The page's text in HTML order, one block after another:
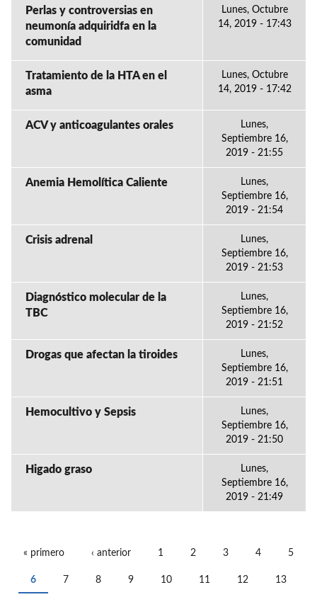
Perlas y controversias en
neumonía adquiridfa en la
comunidad
Lunes, Octubre
14, 2019 - 17:43
Tratamiento de la HTA en el
asma
Lunes, Octubre
14, 2019 - 17:42
ACV y anticoagulantes orales
Lunes,
Septiembre 16,
2019 - 21:55
Anemia Hemolítica Caliente
Lunes,
Septiembre 16,
2019 - 21:54
Crisis adrenal
Lunes,
Septiembre 16,
2019 - 21:53
Diagnóstico molecular de la
TBC
Lunes,
Septiembre 16,
2019 - 21:52
Drogas que afectan la tiroides
Lunes,
Septiembre 16,
2019 - 21:51
Hemocultivo y Sepsis
Lunes,
Septiembre 16,
2019 - 21:50
Higado graso
Lunes,
Septiembre 16,
2019 - 21:49
« primero ‹ anterior 1 2 3 4 5
6 7 8 9 10 11 12 13